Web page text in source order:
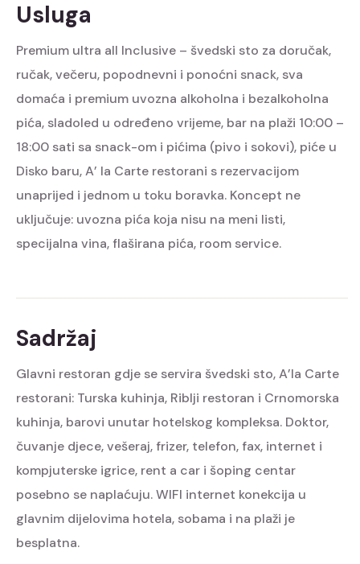
Usluga
Premium ultra all Inclusive – švedski sto za doručak,
ručak, večeru, popodnevni i ponoćni snack, sva
domaća i premium uvozna alkoholna i bezalkoholna
pića, sladoled u određeno vrijeme, bar na plaži 10:00 –
18:00 sati sa snack-om i pićima (pivo i sokovi), piće u
Disko baru, A’ la Carte restorani s rezervacijom
unaprijed i jednom u toku boravka. Koncept ne
uključuje: uvozna pića koja nisu na meni listi,
specijalna vina, flaširana pića, room service.
Sadržaj
Glavni restoran gdje se servira švedski sto, A’la Carte
restorani: Turska kuhinja, Riblji restoran i Crnomorska
kuhinja, barovi unutar hotelskog kompleksa. Doktor,
čuvanje djece, vešeraj, frizer, telefon, fax, internet i
kompjuterske igrice, rent a car i šoping centar
posebno se naplaćuju. WIFI internet konekcija u
glavnim dijelovima hotela, sobama i na plaži je
besplatna.